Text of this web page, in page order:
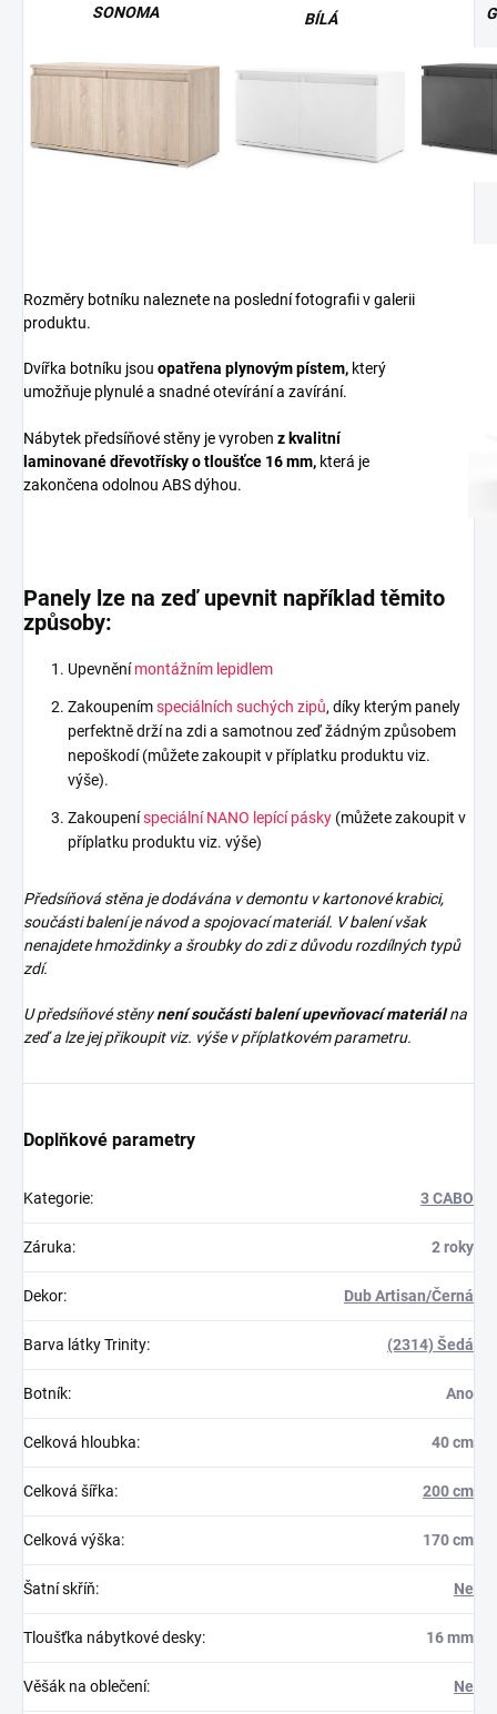
SONOMA BÍLÁ
Rozměry botníku naleznete na poslední fotografii v galerii
produktu.
Dvířka botníku jsou opatřena plynovým pístem, který
umožňuje plynulé a snadné otevírání a zavírání.
Nábytek předsíňové stěny je vyroben z kvalitní
laminované dřevotřískyo tloušťce 16 mm, která je
zakončena odolnou ABS dýhou.
Panely lze na zeď upevnit například těmito
způsoby:
Upevněnímontážním lepidlem
Zakoupenímspeciálních suchých zipů, díky kterým panely
perfektně drží na zdi a samotnou zeď žádným způsobem
nepoškodí (můžete zakoupit v příplatku produktu viz.
výše).
Zakoupeníspeciální NANO lepící pásky (můžete zakoupit v
příplatku produktu viz. výše)
Předsíňová stěna je dodávána v demontu v kartonové krabici,
součásti balení je návod a spojovací materiál. V balení však
nenajdetehmoždinky a šroubky do zdi z důvodu rozdílných typů
zdí.
U předsíňové stěnynení součásti balení upevňovací materiálna
zeď a lze jej přikoupit viz. výše v příplatkovém parametru.
Doplňkové parametry
Kategorie: 3 CABO
Záruka: 2 roky
Dekor: Dub Artisan/Černá
Barva látky Trinity: (2314) Šedá
Botník: Ano
Celková hloubka: 40 cm
Celková šířka: 200 cm
Celková výška: 170 cm
Šatní skříň: Ne
Tloušťka nábytkové desky: 16 mm
Věšák na oblečení: Ne